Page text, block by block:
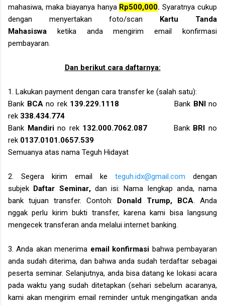
mahasiwa, maka biayanya hanya Rp500,000. Syaratnya cukup
dengan menyertakan foto/scan Kartu Tanda
Mahasiswa ketika anda mengirim email konfirmasi
pembayaran.
Dan berikut cara daftarnya:
1. Lakukan payment dengan cara transfer ke (salah satu):
Bank BCAno rek 139.229.1118 Bank BNIno
rek 338.434.774
Bank Mandirino rek 132.000.7062.087 Bank BRIno
rek 0137.0101.0657.539
Semuanya atas nama Teguh Hidayat
2. Segera kirim email ke teguh.idx@gmail.com dengan
subjek Daftar Seminar, dan isi: Nama lengkap anda, nama
bank tujuan transfer. Contoh:
Donald Trump, BCA. Anda
nggak perlu kirim bukti transfer, karenakami bisa langsung
mengecek transferan anda melalui internet banking.
3. Anda akan menerima email konfirmasi bahwa pembayaran
anda sudah diterima, dan bahwa anda sudah terdaftar sebagai
peserta seminar. Selanjutnya, anda bisa datang ke lokasi acara
pada waktu yang sudah ditetapkan (sehari sebelum acaranya,
kami akan mengirim email reminder untuk mengingatkan anda